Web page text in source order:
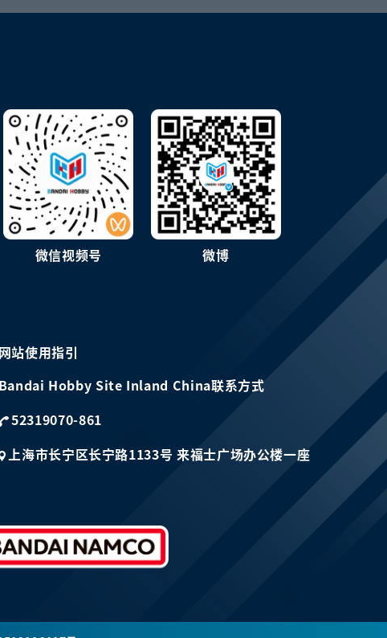
微信视频号 微博
网站使用指引
Bandai Hobby Site Inland China联系方式
52319070-861
上海市长宁区长宁路1133号 来福士广场办公楼一座